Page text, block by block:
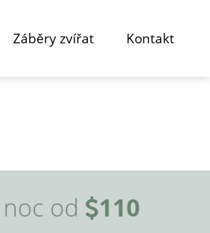
Záběry zvířat Kontakt
od 110